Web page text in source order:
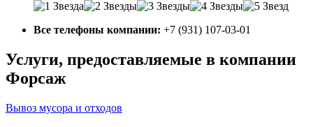
Все телефоны компании: +7 (931) 107-03-01
Услуги, предоставляемые в компании
Форсаж
Вывоз мусора и отходов